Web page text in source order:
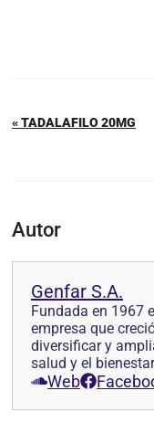
« TADALAFILO 20MG
Autor
Genfar S.A.
Fundada en 1967
empresa que
diversificar y
salud y el
Web